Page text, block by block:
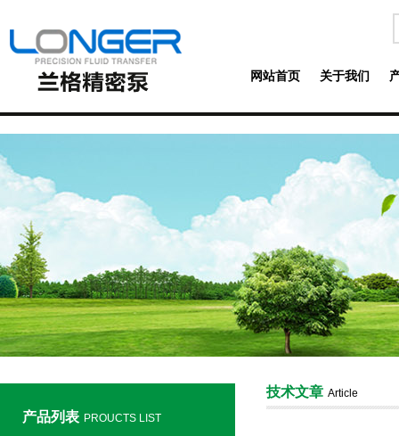
网站首页 关于我们
产品列表 PROUCTS LIST
技术文章 Article